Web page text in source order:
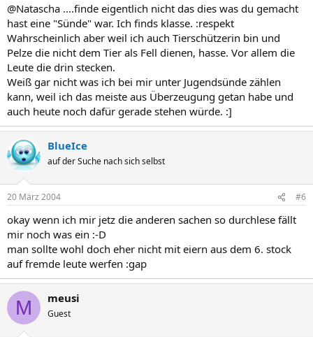
@Natascha ....finde eigentlich nicht das dies was du gemacht
hast eine "Sünde" war. Ich finds klasse. :respekt
Wahrscheinlich aber weil ich auch Tierschützerin bin und
Pelze die nicht dem Tier als Fell dienen, hasse. Vor allem die
Leute die drin stecken.
Weiß gar nicht was ich bei mir unter Jugendsünde zählen
kann, weil ich das meiste aus Überzeugung getan habe und
auch heute noch dafür gerade stehen würde. :]
BlueIce
auf der Suche nach sich selbst
20 März 2004 #6
okay wenn ich mir jetz die anderen sachen so durchlese fällt
mir noch was ein :-D
man sollte wohl doch eher nicht mit eiern aus dem 6. stock
auf fremde leute werfen :gap
M meusi
Guest